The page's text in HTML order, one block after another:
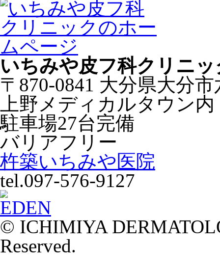
いちみや皮フ科クリニッ
〒870-0841 大分県大分
上野メディカルタウン内
駐車場27台完備
バリアフリー
杵築いちみや医院
tel.097-576-9127
© ICHIMIYA
Reserved.